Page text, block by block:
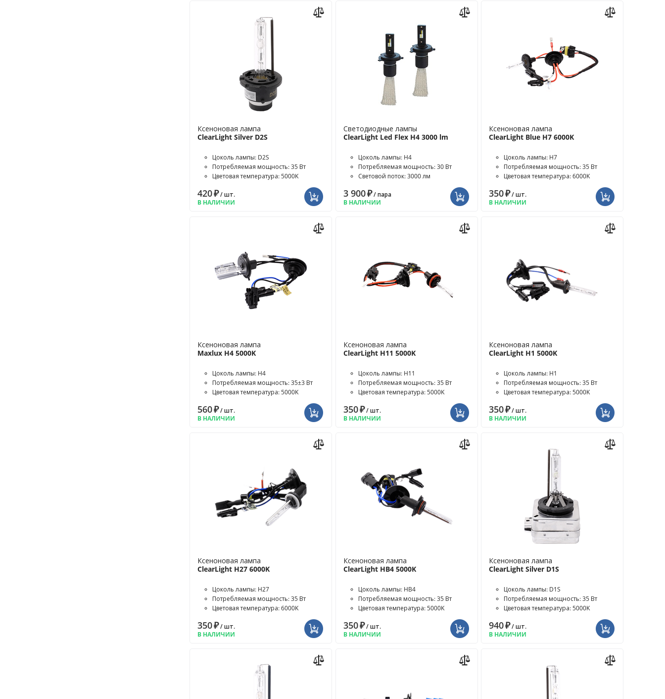
Ксеноновая лампа
ClearLight Silver D2S
Цоколь лампы: D2S
Потребляемая мощность: 35 Вт
Цветовая температура: 5000K
420₽/ шт.
В НАЛИЧИИ
Светодиодные лампы
ClearLight Led Flex H4 3000 lm
Цоколь лампы: H4
Потребляемая мощность: 30 Вт
Световой поток: 3000 лм
3 900₽/ пара
В НАЛИЧИИ
Ксеноновая лампа
ClearLight Blue H7 6000K
Цоколь лампы: H7
Потребляемая мощность: 35 Вт
Цветовая температура: 6000K
350₽/ шт.
В НАЛИЧИИ
Ксеноновая лампа
Maxlux H4 5000K
Цоколь лампы: H4
Потребляемая мощность: 35±3 Вт
Цветовая температура: 5000K
560₽/ шт.
В НАЛИЧИИ
Ксеноновая лампа
ClearLight H11 5000K
Цоколь лампы: H11
Потребляемая мощность: 35 Вт
Цветовая температура: 5000K
350₽/ шт.
В НАЛИЧИИ
Ксеноновая лампа
ClearLight H1 5000K
Цоколь лампы: H1
Потребляемая мощность: 35 Вт
Цветовая температура: 5000K
350₽/ шт.
В НАЛИЧИИ
Ксеноновая лампа
ClearLight H27 6000K
Цоколь лампы: H27
Потребляемая мощность: 35 Вт
Цветовая температура: 6000K
350₽/ шт.
В НАЛИЧИИ
Ксеноновая лампа
ClearLight HB4 5000K
Цоколь лампы: HB4
Потребляемая мощность: 35 Вт
Цветовая температура: 5000K
350₽/ шт.
В НАЛИЧИИ
Ксеноновая лампа
ClearLight Silver D1S
Цоколь лампы: D1S
Потребляемая мощность: 35 Вт
Цветовая температура: 5000K
940₽/ шт.
В НАЛИЧИИ